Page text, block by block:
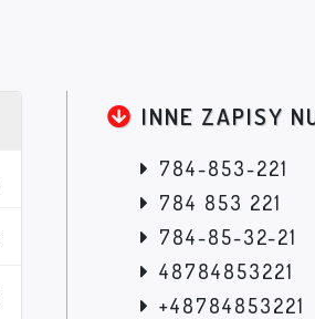
INNE ZAPISY
784-853-221
784 853 221
784-85-32-21
48784853221
+48784853221